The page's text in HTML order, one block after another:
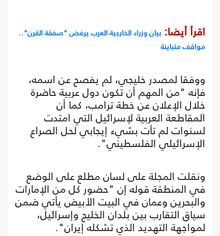
اقرأ أيضا: بيان وزراء الخارجية العرب يرفض "صفقة القرن"..
مواقف متباينة
ووفقا لمصدر خليجي، لم يفصح عن اسمه،
فإنه "من المهم أن تكون دول عربية حاضرة
خلال الإعلان عن خطة ترامب، كما أن
المقاطعة العربية لإسرائيل التي امتدت
لسنوات لم تأت بشيء إيجابي لحل الصراع
الإسرائيلي الفلسطيني".
ونقلت المجلة على لسان مطلع على الوضع
في المنطقة قوله إن "حضور كل من الإمارات
والبحرين وعمان في البيت الأبيض يأتي ضمن
سياق التقارب بين بلدان الخليج وإسرائيل،
لمواجهة التهديد الذي تشكله إيران".